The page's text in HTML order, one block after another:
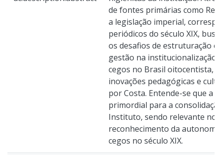
de fontes primárias como
a legislação imperial,
periódicos do século XIX,
os desafios de estruturação e
gestão na institucionalização
cegos no Brasil oitocentista,
inovações pedagógicas e
por Costa. Entende-se que a
primordial para a
Instituto, sendo relevante no
reconhecimento da
cegos no século XIX.